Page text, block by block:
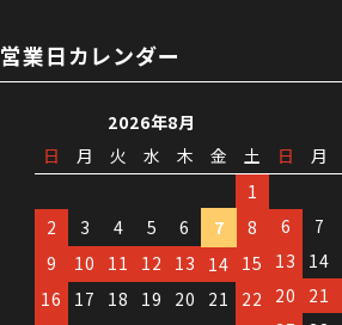
営業日カレンダー
2026年8月
日
月 火 水 木 金
土
1
2
3 4 5 6 7
8
9
10 11 12 13 14 15
16
17 18 19 20 21
22
日
月
6
7
13
14
20
21